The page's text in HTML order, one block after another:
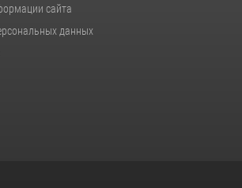
Героя России генерала армии
представителя Президента
Федерации в Северо-Кавказском
сайта
данных